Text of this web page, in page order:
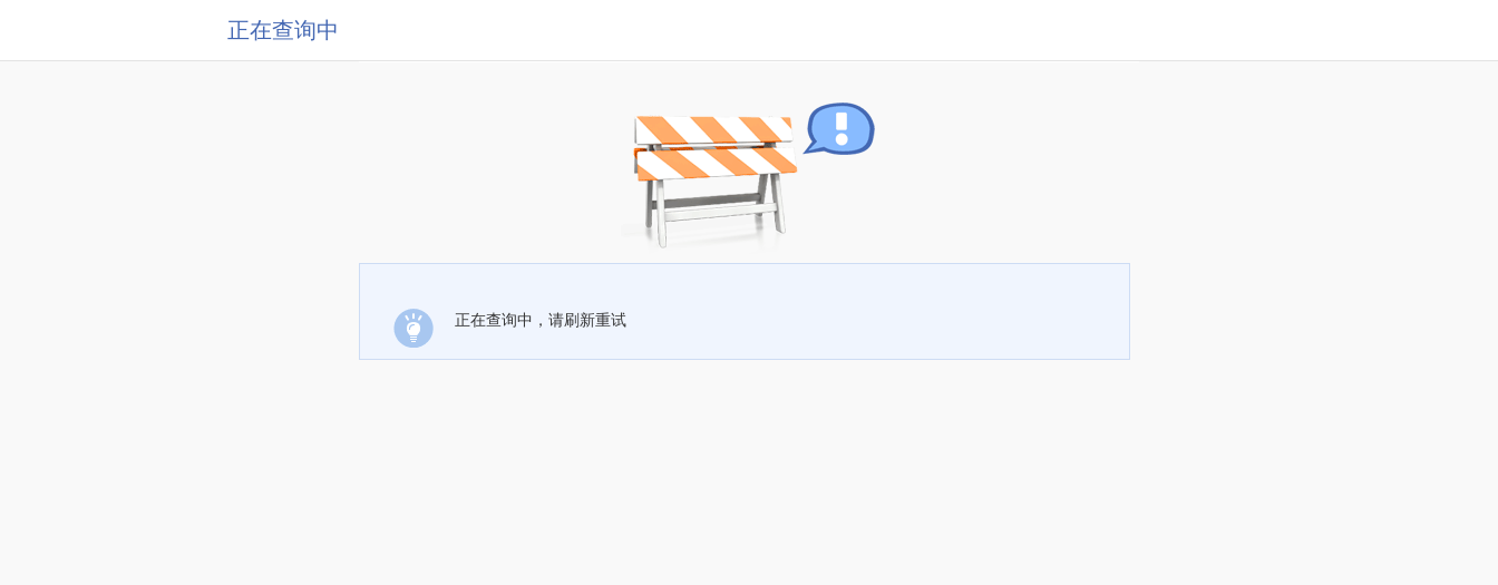
正在查询中
正在查询中，请刷新重试